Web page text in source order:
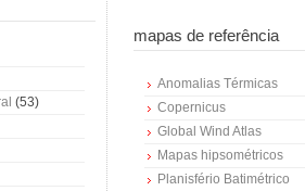
(53)
mapas de referência
Anomalias Térmicas
Copernicus
Global Wind Atlas
Mapas hipsométricos
Planisfério Batimétrico